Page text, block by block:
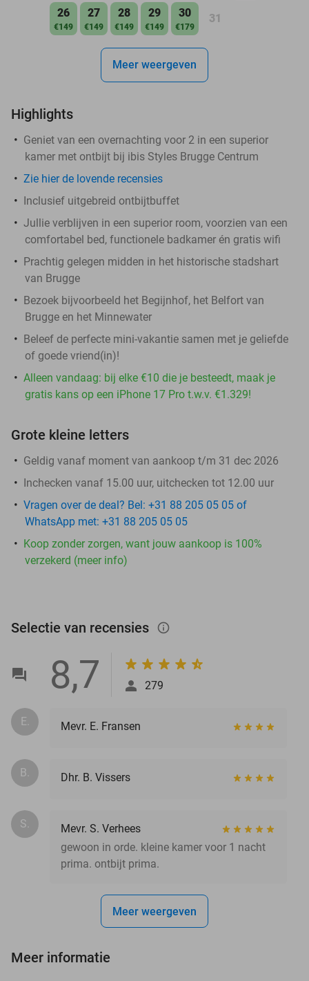
26
€149
27
€149
28
€149
29
€149
30
€179
31
Meer weergeven
Highlights
Geniet van een overnachting voor 2 in een superior
kamer met ontbijt bij ibis Styles Brugge Centrum
Zie hier de lovende recensies
Inclusief uitgebreid ontbijtbuffet
Jullie verblijven in een superior room, voorzien van een
comfortabel bed, functionele badkamer én gratis wifi
Prachtig gelegen midden in het historische stadshart
van Brugge
Bezoek bijvoorbeeld het Begijnhof, het Belfort van
Brugge en het Minnewater
Beleef de perfecte mini-vakantie samen met je geliefde
of goede vriend(in)!
Alleen vandaag: bij elke €10 die je besteedt, maak je
gratis kans op een iPhone 17 Pro t.w.v. €1.329!
Grote kleine letters
Geldig vanaf moment van aankoop t/m 31 dec 2026
Inchecken vanaf 15.00 uur, uitchecken tot 12.00 uur
Vragen over de deal? Bel: +31 88 205 05 05 of
WhatsApp met: +31 88 205 05 05
Koop zonder zorgen, want jouw aankoop is 100%
verzekerd (meer info)
Selectie van recensies info_outlined
8,7 279
E. Mevr. E. Fransen
B. Dhr. B. Vissers
S.
Mevr. S. Verhees
gewoon in orde. kleine kamer voor 1 nacht
prima. ontbijt prima.
Meer weergeven
Meer informatie